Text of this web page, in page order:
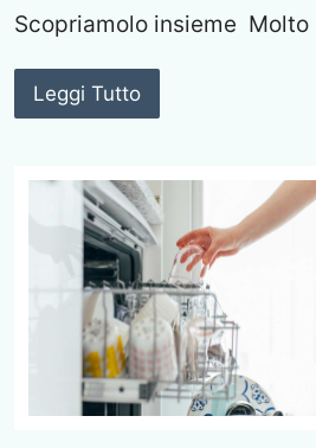
Scopriamolo insieme Molto
Leggi Tutto